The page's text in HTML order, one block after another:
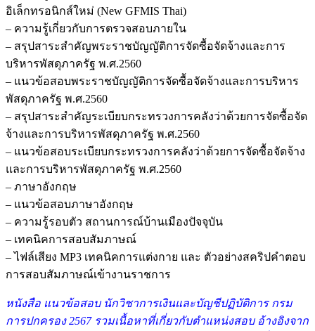
อิเล็กทรอนิกส์ใหม่ (New GFMIS Thai)
– ความรู้เกี่ยวกับการตรวจสอบภายใน
– สรุปสาระสำคัญพระราชบัญญัติการจัดซื้อจัดจ้างและการ
บริหารพัสดุภาครัฐ พ.ศ.2560
– แนวข้อสอบพระราชบัญญัติการจัดซื้อจัดจ้างและการบริหาร
พัสดุภาครัฐ พ.ศ.2560
– สรุปสาระสำคัญระเบียบกระทรวงการคลังว่าด้วยการจัดซื้อจัด
จ้างและการบริหารพัสดุภาครัฐ พ.ศ.2560
– แนวข้อสอบระเบียบกระทรวงการคลังว่าด้วยการจัดซื้อจัดจ้าง
และการบริหารพัสดุภาครัฐ พ.ศ.2560
– ภาษาอังกฤษ
– แนวข้อสอบภาษาอังกฤษ
– ความรู้รอบตัว สถานการณ์บ้านเมืองปัจจุบัน
– เทคนิคการสอบสัมภาษณ์
– ไฟล์เสียง MP3 เทคนิคการแต่งกาย และ ตัวอย่างสคริปคำตอบ
การสอบสัมภาษณ์เข้างานราชการ
หนังสือ แนวข้อสอบ นักวิชาการเงินและบัญชีปฏิบัติการ กรม
การปกครอง 2567 รวมเนื้อหาที่เกี่ยวกับตำแหน่งสอบ อ้างอิงจาก